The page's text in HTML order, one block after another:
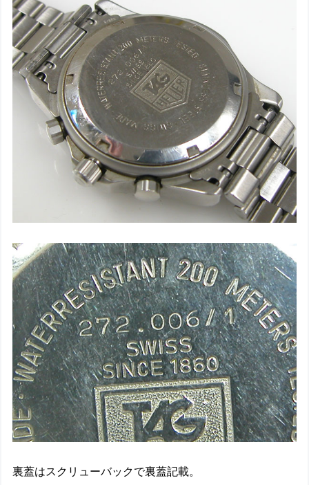
裏蓋はスクリューバックで裏蓋記載。